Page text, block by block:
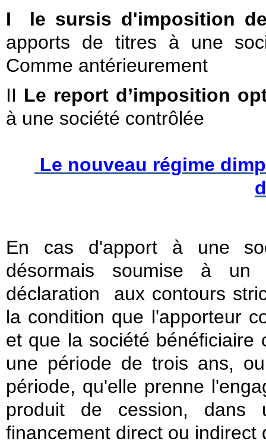
I le sursis d'imposition
apports de titres à une
Comme antérieurement
II Le report d’imposition
à une société contrôlée
Le nouveau régime
En cas d'apport à une
désormais soumise à un
déclaration aux contours
la condition que l'apporteur
et que la société bénéficiaire
une période de trois ans,
période, qu'elle prenne
produit de cession,
financement direct ou